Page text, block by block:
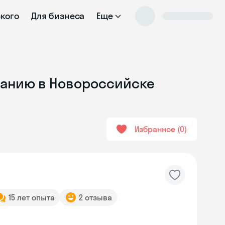
Для бизнеса Еще
в Новороссийске
Избранное 0
15 лет опыта 2 отзыва